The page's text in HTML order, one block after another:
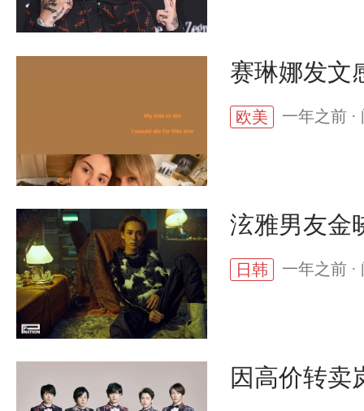
赛琳娜发文
欧美 一年之前 ·
泫雅男友金
日韩 一年之前 ·
因高价转卖